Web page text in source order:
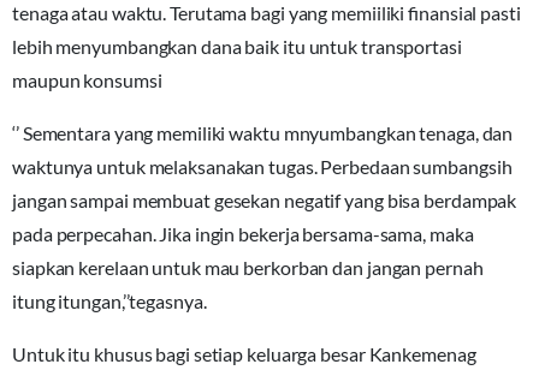
tenaga atau waktu. Terutama bagi yang memiiliki finansial pasti
lebih menyumbangkan dana baik itu untuk transportasi
maupun konsumsi
‘’ Sementara yang memiliki waktu mnyumbangkan tenaga, dan
waktunya untuk melaksanakan tugas. Perbedaan sumbangsih
jangan sampai membuat gesekan negatif yang bisa berdampak
pada perpecahan. Jika ingin bekerja bersama-sama, maka
siapkan kerelaan untuk mau berkorban dan jangan pernah
itung itungan,’’tegasnya.
Untuk itu khusus bagi setiap keluarga besar Kankemenag